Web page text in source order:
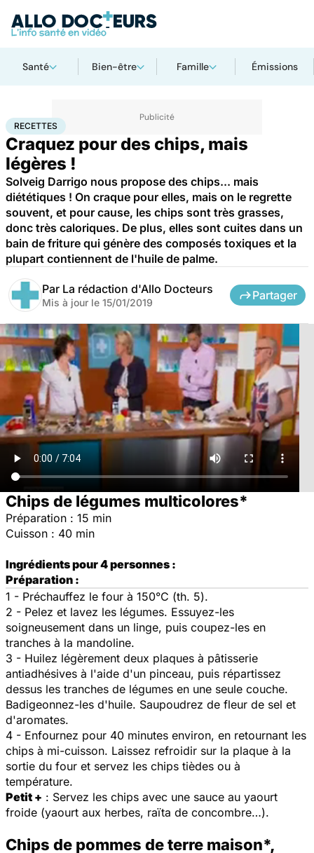
Santé Bien-être Famille Émissions
AccueilSantéRecettes
RECETTES
Craquez pour des chips, mais
légères !
Solveig Darrigo nous propose des chips... mais
diététiques ! On craque pour elles, mais on le regrette
souvent, et pour cause, les chips sont très grasses,
donc très caloriques. De plus, elles sont cuites dans un
bain de friture qui génère des composés toxiques et la
plupart contiennent de l'huile de palme.
Par La rédaction d'Allo Docteurs
Mis à jour le 15/01/2019
Partager
Chips de légumes multicolores*
Préparation : 15 min
Cuisson : 40 min
Ingrédients pour 4 personnes :
Préparation :
1 - Préchauffez le four à 150°C (th. 5).
2 - Pelez et lavez les légumes. Essuyez-les
soigneusement dans un linge, puis coupez-les en
tranches à la mandoline.
3 - Huilez légèrement deux plaques à pâtisserie
antiadhésives à l'aide d'un pinceau, puis répartissez
dessus les tranches de légumes en une seule couche.
Badigeonnez-les d'huile. Saupoudrez de fleur de sel et
d'aromates.
4 - Enfournez pour 40 minutes environ, en retournant les
chips à mi-cuisson. Laissez refroidir sur la plaque à la
sortie du four et servez les chips tièdes ou à
température.
Petit + : Servez les chips avec une sauce au yaourt
froide (yaourt aux herbes, raïta de concombre…).
Chips de pommes de terre maison*,